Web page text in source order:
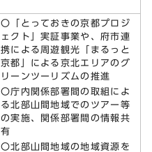
〇「とっておきの京都プロジ
ェクト」実証事業や、府市連
携による周遊観光「まるっと
京都」による京北エリアのグ
リーンツーリズムの推進
〇庁内関係部署間の取組によ
る北部山間地域でのツアー等
の実施、関係部署間の情報共
有
〇北部山間地域の地域資源を